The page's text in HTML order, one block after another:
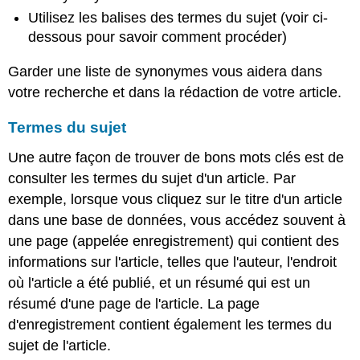
Utilisez les balises des termes du sujet (voir ci-
dessous pour savoir comment procéder)
Garder une liste de synonymes vous aidera dans
votre recherche et dans la rédaction de votre article.
Termes du sujet
Une autre façon de trouver de bons mots clés est de
consulter les termes du sujet d'un article. Par
exemple, lorsque vous cliquez sur le titre d'un article
dans une base de données, vous accédez souvent à
une page (appelée enregistrement) qui contient des
informations sur l'article, telles que l'auteur, l'endroit
où l'article a été publié, et un résumé qui est un
résumé d'une page de l'article. La page
d'enregistrement contient également les termes du
sujet de l'article.